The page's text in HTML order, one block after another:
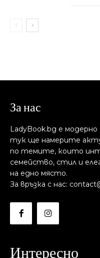
За нас
LadyBook.bg е
тук ще намерите
по темите, които
семейство, стил и
на едно място.
За връзка с нас:
Интересно